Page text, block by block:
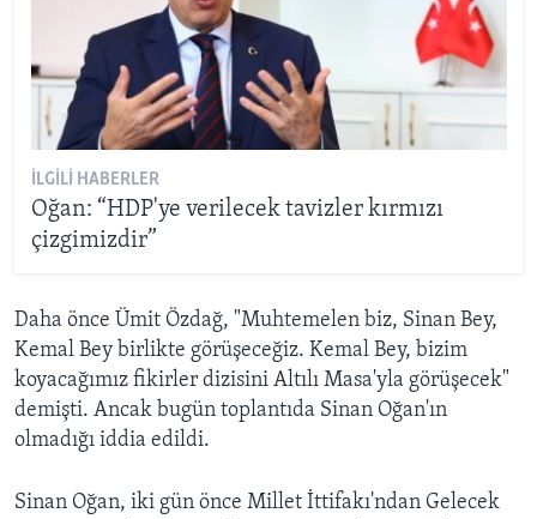
İLGILI HABERLER
Oğan: “HDP'ye verilecek tavizler kırmızı
çizgimizdir”
Daha önce Ümit Özdağ, "Muhtemelen biz, Sinan Bey,
Kemal Bey birlikte görüşeceğiz. Kemal Bey, bizim
koyacağımız fikirler dizisini Altılı Masa'yla görüşecek"
demişti. Ancak bugün toplantıda Sinan Oğan'ın
olmadığı iddia edildi.
Sinan Oğan, iki gün önce Millet İttifakı'ndan Gelecek